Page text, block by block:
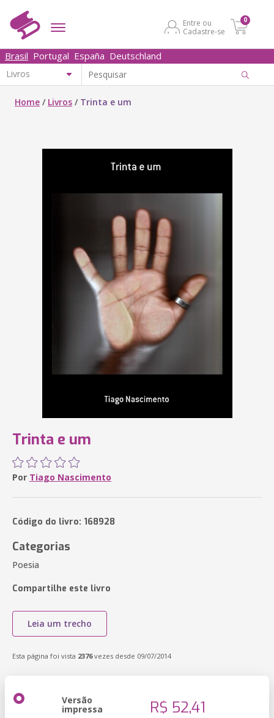
Entre ou
Cadastre-se
0
Brasil Portugal España Deutschland
Home / Livros / Trinta e um
Trinta e um
Por Tiago Nascimento
Código do livro: 168928
Categorias
Poesia
Compartilhe este livro
Leia um trecho
Esta página foi vista 2376vezes desde 09/07/2014
Versão
impressa R$ 52,41